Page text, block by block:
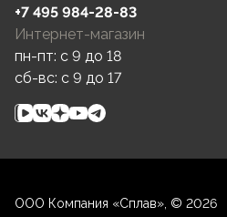
+7 495 984-28-83
Интернет-магазин
пн-пт: c 9 до 18
сб-вс: c 9 до 17
ООО Компания «Сплав», © 2026